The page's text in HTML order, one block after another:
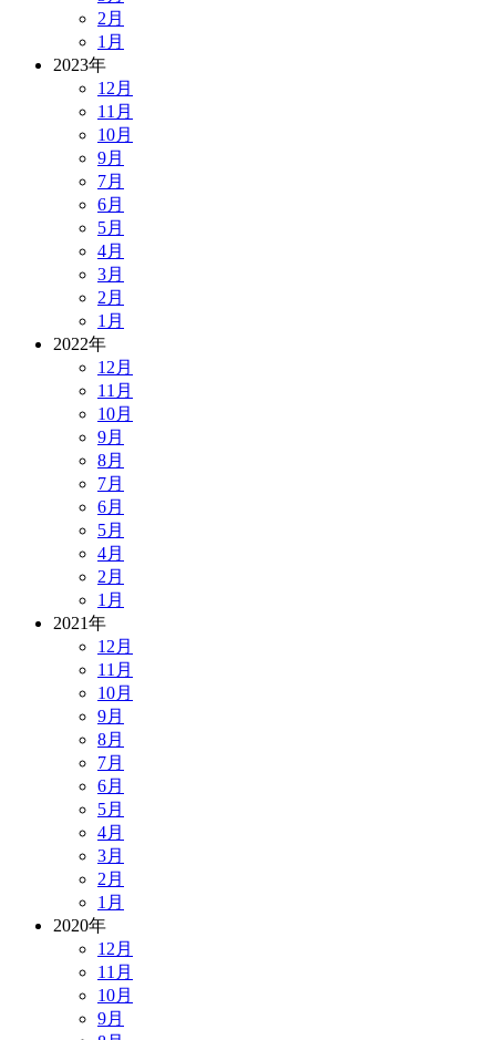
2月
1月
2023年
12月
11月
10月
9月
7月
6月
5月
4月
3月
2月
1月
2022年
12月
11月
10月
9月
8月
7月
6月
5月
4月
2月
1月
2021年
12月
11月
10月
9月
8月
7月
6月
5月
4月
3月
2月
1月
2020年
12月
11月
10月
9月